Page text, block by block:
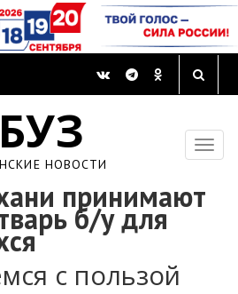
НОВОСТИ
принимают
б/у для
с пользой